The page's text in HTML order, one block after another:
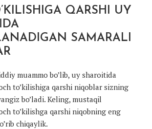
QARSHI UY
SAMARALI
muammo bo’lib, uy sharoitida
to’kilishiga qarshi niqoblar sizning
bo’ladi. Keling, mustaqil
to’kilishga qarshi niqobning eng
chiqaylik.